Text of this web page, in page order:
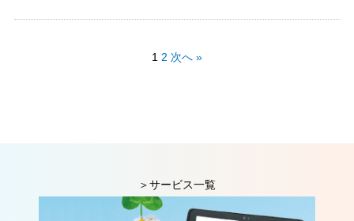
1 2 次へ »
＞サービス一覧